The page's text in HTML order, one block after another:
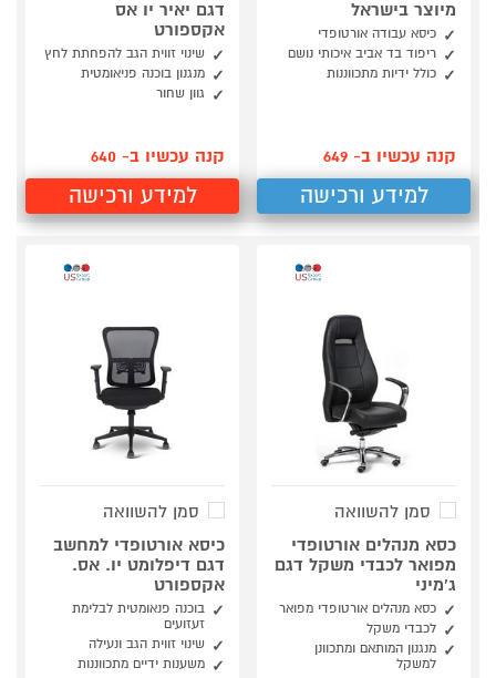
מיוצר בישראל
כיסא עבודה אורטופדי
ריפוד בד אביב איכותי נושם
כולל ידיות מתכווננות
קנה עכשיו ב- 649
למידע ורכישה
דגם יאיר יו אס
אקספורט
שינוי זווית הגב להפחתת לחץ
מנגנון בוכנה פניאומטית
גוון שחור
קנה עכשיו ב- 640
למידע ורכישה
סמן להשוואה
כסא מנהלים אורטופדי
מפואר לכבדי משקל דגם
ג'מיני
כסא מנהלים אורטופדי מפואר
לכבדי משקל
מנגנון המותאם ומתכוונן
למשקל
סמן להשוואה
כיסא אורטופדי למחשב
דגם דיפלומט יו. אס.
אקספורט
בוכנה פנאומטית לבלימת
זעזועים
שינוי זווית הגב ונעילה
משענות ידיים מתכווננות